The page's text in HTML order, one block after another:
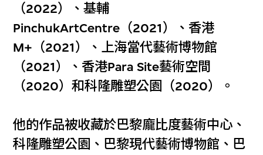
（2022）、基輔
PinchukArtCentre（2021）、香港
M+（2021）、上海當代藝術博物館
（2021）、香港Para Site藝術空間
（2020）和科隆雕塑公園（2020）。
他的作品被收藏於巴黎龐比度藝術中心、
科隆雕塑公園、巴黎現代藝術博物館、巴